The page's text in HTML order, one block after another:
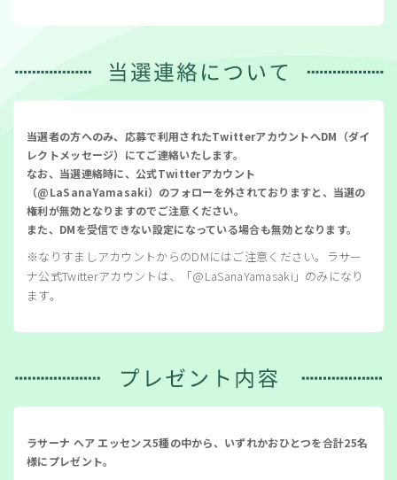
当選者の方へのみ、応募で利用されたTwitterアカウントへDM（ダイ
レクトメッセージ）にてご連絡いたします。
なお、当選連絡時に、公式Twitterアカウント
（@LaSanaYamasaki）のフォローを外されておりますと、当選の
権利が無効となりますのでご注意ください。
また、DMを受信できない設定になっている場合も無効となります。
※なりすましアカウントからのDMにはご注意ください。ラサー
ナ公式Twitterアカウントは、「@LaSanaYamasaki」のみになり
ます。
ラサーナ ヘア エッセンス5種の中から、いずれかおひとつを合計25名
様にプレゼント。